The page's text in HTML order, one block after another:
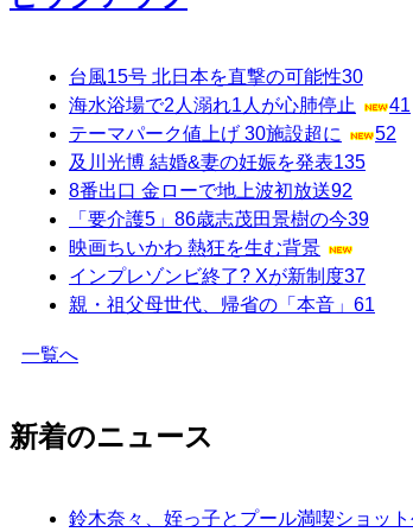
台風15号 北日本を直撃の可能性30
海水浴場で2人溺れ1人が心肺停止
41
テーマパーク値上げ 30施設超に
52
及川光博 結婚&妻の妊娠を発表135
8番出口 金ローで地上波初放送92
「要介護5」86歳志茂田景樹の今39
映画ちいかわ 熱狂を生む背景
インプレゾンビ終了? Xが新制度37
親・祖父母世代、帰省の「本音」 61
一覧へ
新着のニュース
鈴木奈々、姪っ子とプール満喫ショッ